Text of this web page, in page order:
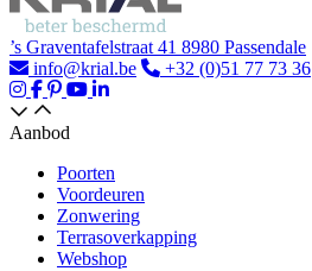
’s Graventafelstraat 41 8980 Passendale
info@krial.be
+32 (0)51 77 73 36
Aanbod
Poorten
Voordeuren
Zonwering
Terrasoverkapping
Webshop